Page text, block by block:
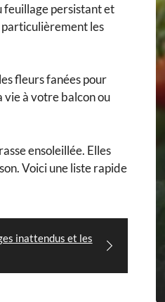
feuillage persistant et
particulièrement les
fleurs fanées pour
vie à votre balcon ou
ensoleillée. Elles
Voici une liste rapide
inattendus et les